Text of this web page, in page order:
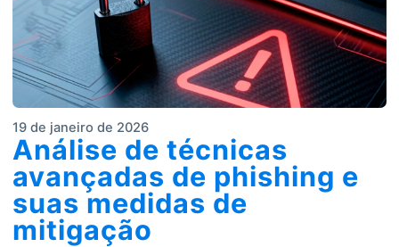
19 de janeiro de 2026
Análise de técnicas
avançadas de phishing e
suas medidas de
mitigação